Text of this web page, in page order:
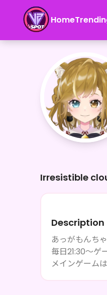
Home
Irresistible clouding avenue
<p>あっがもんちゃんねるの
Irresistible
Description
あっがもんち
毎日21:30～ゲ
メインゲーム